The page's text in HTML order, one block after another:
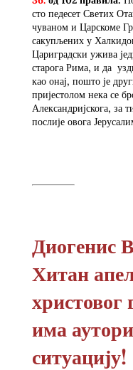
сто педесет Светих
чуваном и Царскоме
сакупљених у
Цариградски ужива
старога Рима, и да
као онај, пошто је
пријестолом нека се
Александријскога, за
послије овога
Диогенис
Хитан
христовог
има
ситуацију!